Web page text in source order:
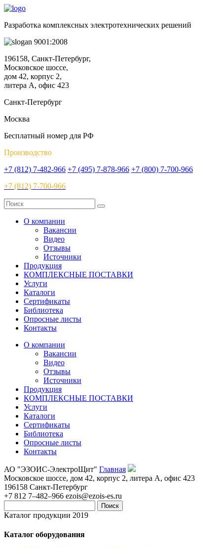
Разработка комплексных электротехнических решений
9001:2008
196158, Санкт-Петербург,
Московское шоссе,
дом 42, корпус 2,
литера А, офис 423
Санкт-Петербург
Москва
Бесплатный номер для РФ
Производство
+7 (812) 7-482-966 +7 (495) 7-878-966 +7 (800) 7-700-966
+7 (812) 7-700-966
О компании
Вакансии
Видео
Отзывы
Источники
Продукция
КОМПЛЕКСНЫЕ ПОСТАВКИ
Услуги
Каталоги
Сертификаты
Библиотека
Опросные листы
Контакты
О компании
Вакансии
Видео
Отзывы
Источники
Продукция
КОМПЛЕКСНЫЕ ПОСТАВКИ
Услуги
Каталоги
Сертификаты
Библиотека
Опросные листы
Контакты
АО "ЭЗОИС-ЭлектроЩит" Главная
Московское шоссе, дом 42, корпус 2, литера А, офис 423
196158 Санкт-Петербург
+7 812 7–482–966 ezois@ezois-es.ru
Поиск
Каталог продукции 2019
Каталог оборудования